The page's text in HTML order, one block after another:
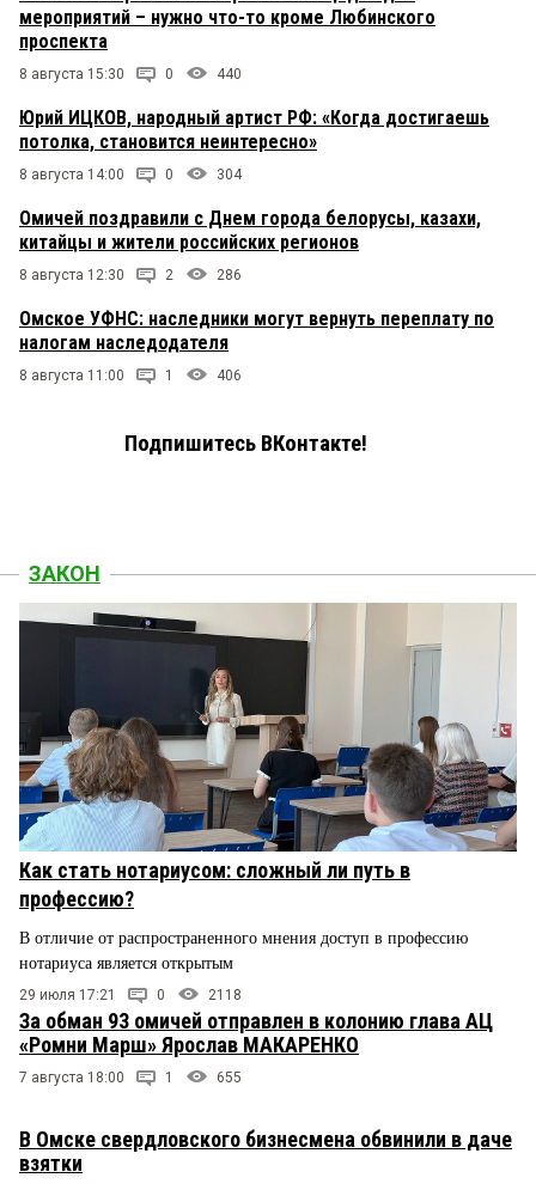
мероприятий – нужно что-то кроме Любинского
проспекта
8 августа 15:30 0 440
Юрий ИЦКОВ, народный артист РФ: «Когда достигаешь
потолка, становится неинтересно»
8 августа 14:00 0 304
Омичей поздравили с Днем города белорусы, казахи,
китайцы и жители российских регионов
8 августа 12:30 2 286
Омское УФНС: наследники могут вернуть переплату по
налогам наследодателя
8 августа 11:00 1 406
Подпишитесь ВКонтакте!
ЗАКОН
Как стать нотариусом: сложный ли путь в
профессию?
В отличие от распространенного мнения доступ в профессию
нотариуса является открытым
29 июля 17:21 0 2118
За обман 93 омичей отправлен в колонию глава АЦ
«Ромни Марш» Ярослав МАКАРЕНКО
7 августа 18:00 1 655
В Омске свердловского бизнесмена обвинили в даче
взятки